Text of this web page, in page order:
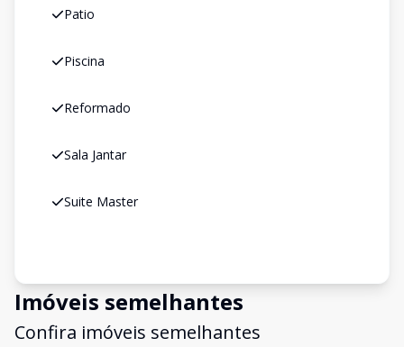
Patio
Piscina
Reformado
Sala Jantar
Suite Master
Imóveis semelhantes
Confira imóveis semelhantes